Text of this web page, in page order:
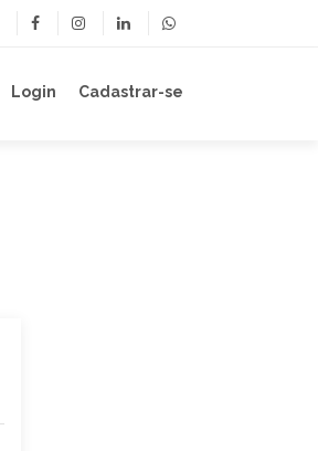
Login Cadastrar-se